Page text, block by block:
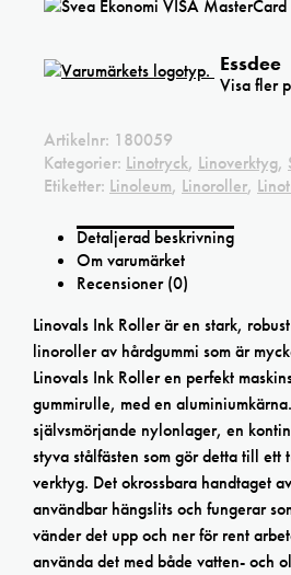
Essdee
Visa fler
Artikelnr: 180059
Kategorier: Linotryck, Linoverktyg,
Etiketter: Linoleum, Linoroller,
Detaljerad beskrivning
Om varumärket
Recensioner (0)
Linovals Ink Roller är en stark,
linoroller av hårdgummi som är
Linovals Ink Roller en perfekt
gummirulle, med en
självsmörjande nylonlager, en
styva stålfästen som gör detta till ett
verktyg. Det okrossbara handtaget
användbar hängslits och fungerar
vänder det upp och ner för rent
använda det med både vatten- och